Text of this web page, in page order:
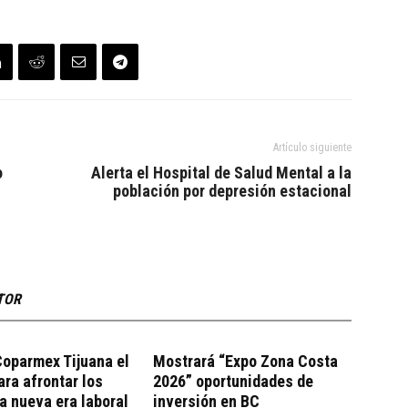
Artículo siguiente
Alerta el Hospital de Salud Mental a la
población por depresión estacional
Tijuana el
afrontar los
nueva era laboral
Mostrará “Expo Zona Costa
2026” oportunidades de
inversión en BC